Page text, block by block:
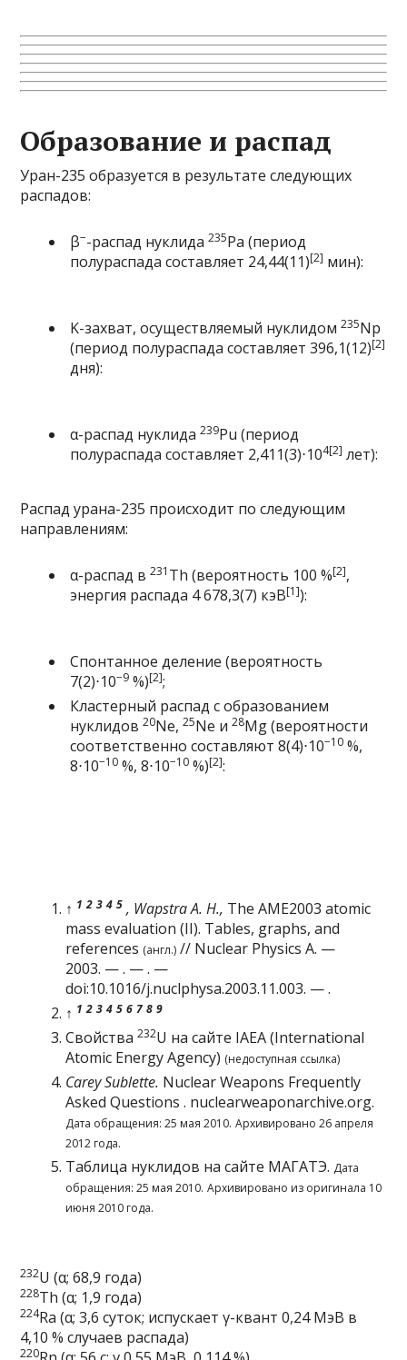
Образование и распад
Уран-235 образуется в результате следующих
распадов:
β−-распад нуклида235Pa (период
полураспада составляет 24,44(11)[2] мин):
K-захват, осуществляемый нуклидом235Np
(период полураспада составляет 396,1(12)[2]
дня):
α-распад нуклида239Pu (период
полураспада составляет 2,411(3)⋅104[2] лет):
Распад урана-235 происходит по следующим
направлениям:
α-распад в231 Th (вероятность 100 %[2],
энергия распада 4 678,3(7) кэВ[1]):
Спонтанное деление (вероятность
7(2)⋅10−9 %)[2];
Кластерный распад с образованием
нуклидов20Ne,25Ne и28Mg(вероятности
соответственно составляют 8(4)⋅10−10 %,
8⋅10−10 %, 8⋅10−10 %)[2]:
↑ 1 2 3 4 5 , Wapstra A. H., The AME2003 atomic
mass evaluation (II). Tables, graphs, and
references (англ.) // Nuclear Physics A. —
2003. — . — . —
doi:10.1016/j.nuclphysa.2003.11.003. — .
↑ 1 2 3 4 5 6 7 8 9
Свойства232U на сайте IAEA (International
Atomic Energy Agency) (недоступная ссылка)
Carey Sublette. Nuclear Weapons Frequently
Asked Questions . nuclearweaponarchive.org.
Дата обращения: 25 мая 2010. Архивировано 26 апреля
2012 года.
Таблица нуклидов на сайте МАГАТЭ. Дата
обращения: 25 мая 2010. Архивировано из оригинала 10
июня 2010 года.
232U (α; 68,9 года)
228Th (α; 1,9 года)
224Ra (α; 3,6 суток; испускает γ-квант 0,24 МэВ в
4,10 % случаев распада)
220